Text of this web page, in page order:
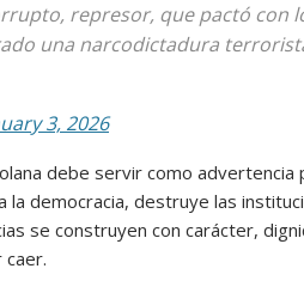
represor, que pactó con
una narcodictadura
3, 2026
debe servir como advertencia
la democracia, destruye las
se construyen con carácter,